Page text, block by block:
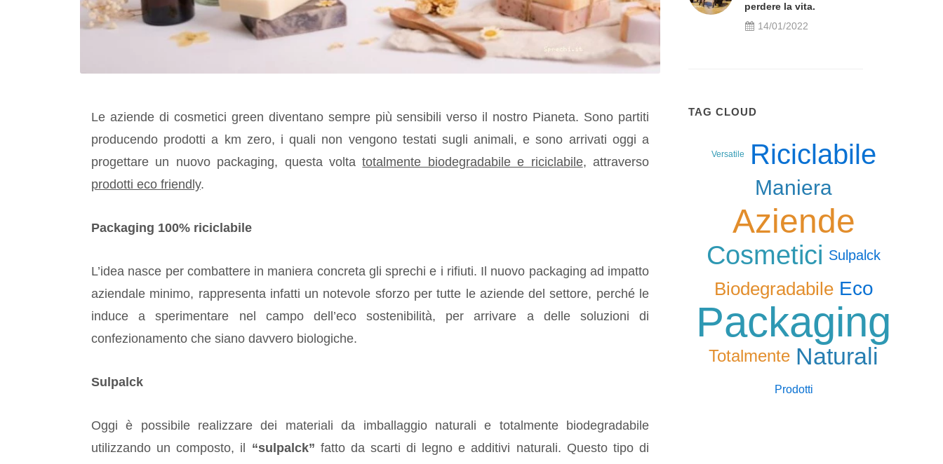
Le aziende di cosmetici green diventano sempre più sensibili verso il nostro Pianeta. Sono partiti
producendo prodotti a km zero, i quali non vengono testati sugli animali, e sono arrivati oggi a
progettare un nuovo packaging, questa voltatotalmente biodegradabile e riciclabile, attraverso
prodotti eco friendly.
Packaging 100% riciclabile
L’idea nasce per combattere in maniera concreta gli sprechi e i rifiuti. Il nuovo packaging ad impatto
aziendale minimo, rappresenta infatti un notevole sforzo per tutte le aziende del settore, perché le
induce a sperimentare nel campo dell’eco sostenibilità, per arrivare a delle soluzioni di
confezionamento che siano davvero biologiche.
Sulpalck
Oggi è possibile realizzare dei materiali da imballaggio naturali e totalmente biodegradabile
utilizzando un composto, il “sulpalck” fatto da scarti di legno e additivi naturali. Questo tipo di
perdere la vita.
14/01/2022
TAG CLOUD
Versatile Riciclabile
Maniera
Aziende
Cosmetici Sulpalck
Biodegradabile Eco
Packaging
Totalmente Naturali
Prodotti